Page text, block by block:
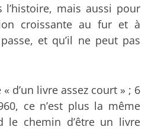
mais aussi pour
croissante au fur et à
et qu’il ne peut pas
« d’un livre assez court » ; 6
ce n’est plus la même
le chemin d’être un livre